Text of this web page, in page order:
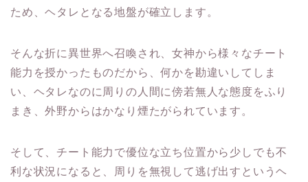
ため、ヘタレとなる地盤が確立します。
そんな折に異世界へ召喚され、女神から様々なチート
能力を授かったものだから、何かを勘違いしてしま
い、ヘタレなのに周りの人間に傍若無人な態度をふり
まき、外野からはかなり煙たがられています。
そして、チート能力で優位な立ち位置から少しでも不
利な状況になると、周りを無視して逃げ出すというヘ